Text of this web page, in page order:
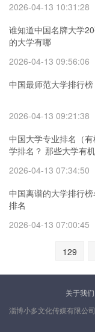
2026-04-13 10:31:28
谁知道中国名牌大学
的大学有哪
2026-04-13 09:56:06
中国最师范大学排行
2026-04-13 09:21:38
中国大学专业排名（
学排名？ 那些大学有
2026-04-13 07:34:50
中国离谱的大学排行
排名
2026-04-13 07:00:45
129
关于我们
淄博小多文化传媒有限公